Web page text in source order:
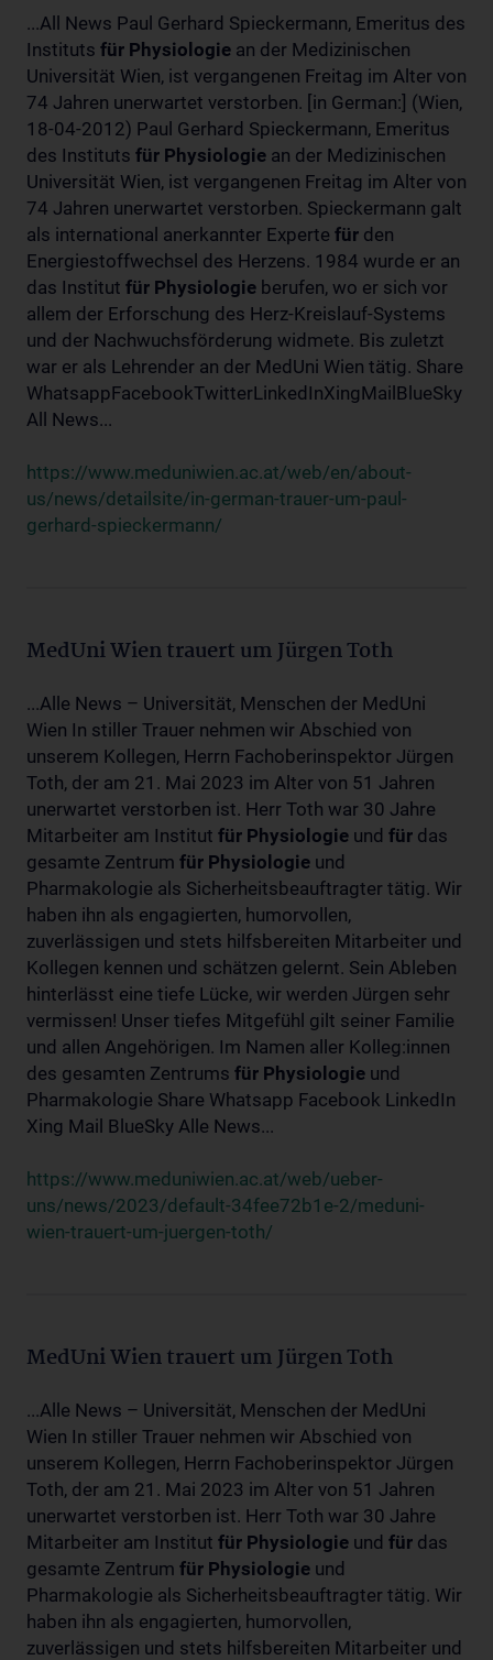
...All News Paul Gerhard Spieckermann, Emeritus des
Instituts für Physiologie an der Medizinischen
Universität Wien, ist vergangenen Freitag im Alter von
74 Jahren unerwartet verstorben. [in German:] (Wien,
18-04-2012) Paul Gerhard Spieckermann, Emeritus
des Instituts für Physiologie an der Medizinischen
Universität Wien, ist vergangenen Freitag im Alter von
74 Jahren unerwartet verstorben. Spieckermann galt
als international anerkannter Experte für den
Energiestoffwechsel des Herzens. 1984 wurde er an
das Institut für Physiologie berufen, wo er sich vor
allem der Erforschung des Herz-Kreislauf-Systems
und der Nachwuchsförderung widmete. Bis zuletzt
war er als Lehrender an der MedUni Wien tätig. Share
WhatsappFacebookTwitterLinkedInXingMailBlueSky
All News...
https://www.meduniwien.ac.at/web/en/about-
us/news/detailsite/in-german-trauer-um-paul-
gerhard-spieckermann/
MedUni Wien trauert um Jürgen Toth
...Alle News – Universität, Menschen der MedUni
Wien In stiller Trauer nehmen wir Abschied von
unserem Kollegen, Herrn Fachoberinspektor Jürgen
Toth, der am 21. Mai 2023 im Alter von 51 Jahren
unerwartet verstorben ist. Herr Toth war 30 Jahre
Mitarbeiter am Institut für Physiologie und für das
gesamte Zentrum für Physiologie und
Pharmakologie als Sicherheitsbeauftragter tätig. Wir
haben ihn als engagierten, humorvollen,
zuverlässigen und stets hilfsbereiten Mitarbeiter und
Kollegen kennen und schätzen gelernt. Sein Ableben
hinterlässt eine tiefe Lücke, wir werden Jürgen sehr
vermissen! Unser tiefes Mitgefühl gilt seiner Familie
und allen Angehörigen. Im Namen aller Kolleg:innen
des gesamten Zentrums für Physiologie und
Pharmakologie Share Whatsapp Facebook LinkedIn
Xing Mail BlueSky Alle News...
https://www.meduniwien.ac.at/web/ueber-
uns/news/2023/default-34fee72b1e-2/meduni-
wien-trauert-um-juergen-toth/
MedUni Wien trauert um Jürgen Toth
...Alle News – Universität, Menschen der MedUni
Wien In stiller Trauer nehmen wir Abschied von
unserem Kollegen, Herrn Fachoberinspektor Jürgen
Toth, der am 21. Mai 2023 im Alter von 51 Jahren
unerwartet verstorben ist. Herr Toth war 30 Jahre
Mitarbeiter am Institut für Physiologie und für das
gesamte Zentrum für Physiologie und
Pharmakologie als Sicherheitsbeauftragter tätig. Wir
haben ihn als engagierten, humorvollen,
zuverlässigen und stets hilfsbereiten Mitarbeiter und